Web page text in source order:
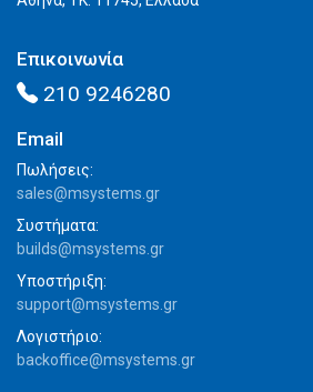
Επικοινωνία
210 9246280
Email
Πωλήσεις:
sales@msystems.gr
Συστήματα:
builds@msystems.gr
Υποστήριξη:
support@msystems.gr
Λογιστήριο:
backoffice@msystems.gr